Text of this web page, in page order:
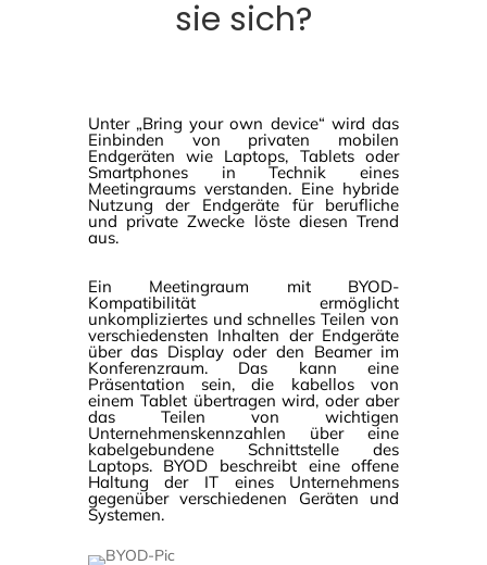
sie sich?
Unter „Bring your own device“ wird das
Einbinden von privaten mobilen
Endgeräten wie Laptops, Tablets oder
Smartphones in Technik eines
Meetingraums verstanden. Eine hybride
Nutzung der Endgeräte für berufliche
und private Zwecke löste diesen Trend
aus.
Ein Meetingraum mit BYOD-
Kompatibilität ermöglicht
unkompliziertes und schnelles Teilen von
verschiedensten Inhalten der Endgeräte
über das Display oder den Beamer im
Konferenzraum. Das kann eine
Präsentation sein, die kabellos von
einem Tablet übertragen wird, oder aber
das Teilen von wichtigen
Unternehmenskennzahlen über eine
kabelgebundene Schnittstelle des
Laptops. BYOD beschreibt eine offene
Haltung der IT eines Unternehmens
gegenüber verschiedenen Geräten und
Systemen.